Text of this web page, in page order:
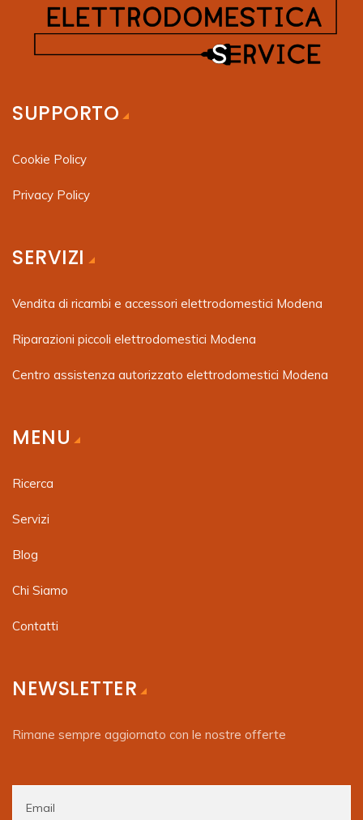
SUPPORTO
Cookie Policy
Privacy Policy
SERVIZI
Vendita di ricambi e accessori elettrodomestici Modena
Riparazioni piccoli elettrodomestici Modena
Centro assistenza autorizzato elettrodomestici Modena
MENU
Ricerca
Servizi
Blog
Chi Siamo
Contatti
NEWSLETTER
Rimane sempre aggiornato con le nostre offerte